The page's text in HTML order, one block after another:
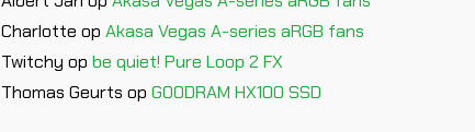
Charlotte op Akasa Vegas A-series aRGB fans
Twitchy op be quiet! Pure Loop 2 FX
Thomas Geurts op GOODRAM HX100 SSD